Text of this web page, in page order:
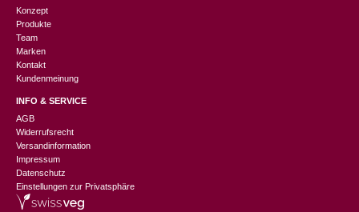
Konzept
Produkte
Team
Marken
Kontakt
Kundenmeinung
INFO & SERVICE
AGB
Widerrufsrecht
Versandinformation
Impressum
Datenschutz
Einstellungen zur Privatsphäre